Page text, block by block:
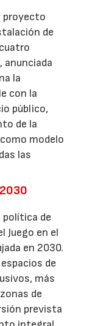
proyecto
de
la
con la
público,
de la
modelo
las
política de
Juego en el
en 2030.
de
más
de
prevista